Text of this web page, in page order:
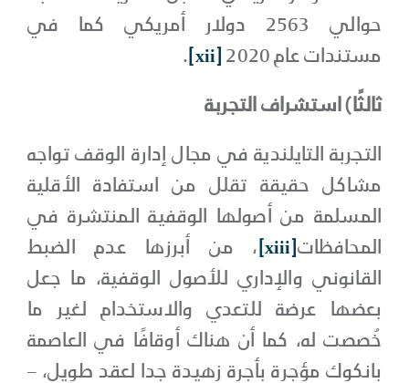
حوالي 2563 دولار أمريكي كما في
مستندات عام 2020
.
ثالثًا) استشراف التجربة
التجربة التايلندية في مجال إدارة الوقف تواجه
مشاكل حقيقة تقلل من استفادة الأقلية
المسلمة من أصولها الوقفية المنتشرة في
المحافظات
، من أبرزها عدم الضبط
القانوني والإداري للأصول الوقفية، ما جعل
بعضها عرضة للتعدي والاستخدام لغير ما
خُصصت له، كما أن هناك أوقافًا في العاصمة
بانكوك مؤجرة بأجرة زهيدة جدا لعقد طويل، –